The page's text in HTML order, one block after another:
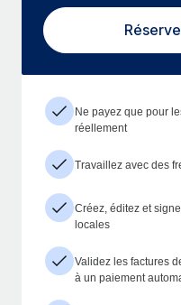
Ne payez que pour
réellement
Travaillez avec des
Créez, éditez et
locales
Validez les factures
à un paiement